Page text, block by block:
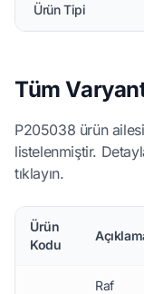
Ürün Tipi
Tüm
P205038 ürün
listelenmiştir.
tıklayın.
Ürün
Kodu
Raf